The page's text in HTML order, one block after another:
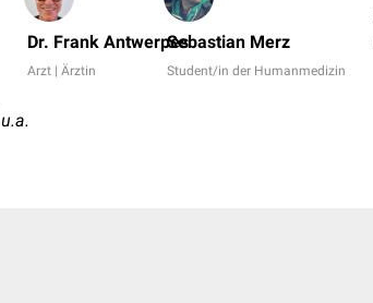
Dr. Frank Antwerpes
Arzt | Ärztin
Sebastian Merz
Student/in der Humanmedizin
u.a.